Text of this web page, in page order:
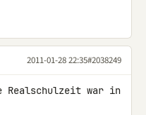
2011-01-28 22:35#2038249
Realschulzeit war in